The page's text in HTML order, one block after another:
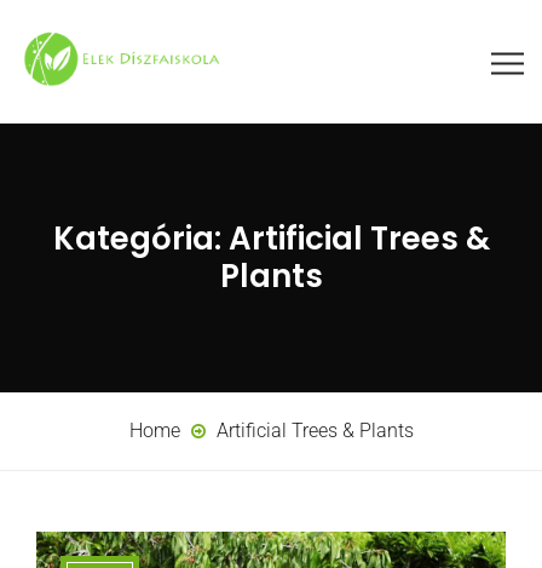
Kategória:Artificial Trees &
Plants
Home Artificial Trees & Plants